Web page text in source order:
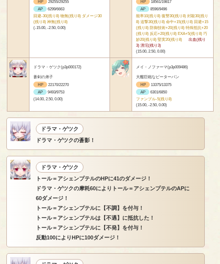
HP
29255/29255
AP
6299/6663
回避-30(残り8) 物無(残り8) ダメージ30
(残り8) 神無(残り8)
(-15.00, -2.50, 0.00)
HP
18561/19817
AP
8596/9496
能率10(残り8) 復讐30(残り8) 封殺30(残り
8) 追撃30(残り8) 命中+15(残り8) 回避+15
(残り8) 防御技術+20(残り8) 特殊抵抗+20
(残り8) 反応+20(残り8) EXA+5(残り8) 巧
妙20(残り8) 堅実20(残り8)
出血(残り
3) 滂沱(残り3)
(15.00, 2.50, 0.00)
ドラマ・ゲツク(p3p000172)
蒼剣の弟子
HP
22170/22270
AP
9493/9753
(14.00, 2.50, 0.00)
メイ・ノファーマ(p3p009486)
大艦巨砲なピーターパン
HP
13375/13375
AP
6301/6850
ファンブル-5(残り8)
(15.00, -2.50, 0.00)
ドラマ・ゲツク
ドラマ・ゲツクの蒼影！
ドラマ・ゲツク
トール＝アシェンプテルのHPに41のダメージ！
ドラマ・ゲツクの摩耗60によりトール＝アシェンプテルのAPに
60ダメージ！
トール＝アシェンプテルに【不調】を付与！
トール＝アシェンプテルは【不遇】に抵抗した！
トール＝アシェンプテルに【不発】を付与！
反動100によりHPに100ダメージ！